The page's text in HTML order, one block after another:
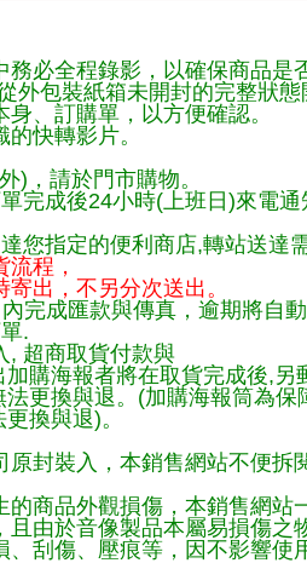
必全程錄影，以確保商品是
包裝紙箱未開封的完整狀態
、訂購單，以方便確認。
快轉影片。
)，請於門市購物。
完成後24小時(上班日)來電
您指定的便利商店,轉站送達
程，
出，不另分次送出。
完成匯款與傳真，逾期將自
.
, 超商取貨付款與
購海報者將在取貨完成後,
更換與退。(加購海報筒為
換與退)。
封裝入，本銷售網站不便
商品外觀損傷，本銷售網站
由於音像製品本屬易損傷
刮傷、壓痕等，因不影響使